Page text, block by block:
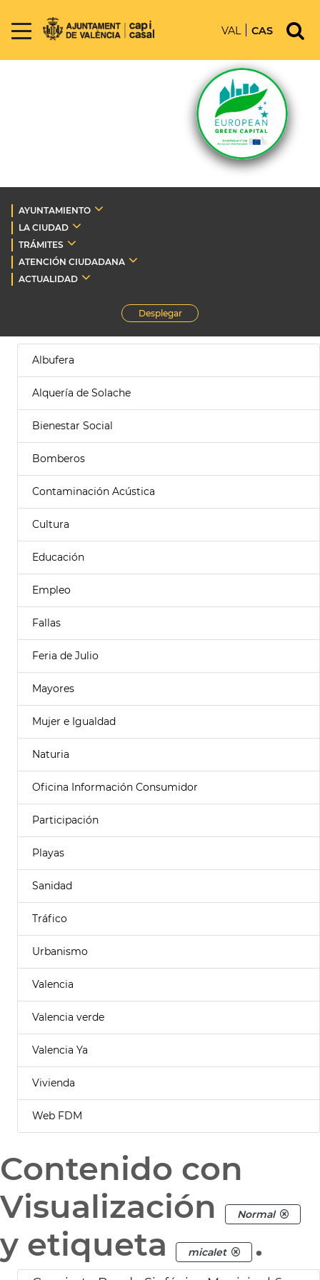
VAL CAS
AYUNTAMIENTO
LA CIUDAD
TRÁMITES
ATENCIÓN CIUDADANA
ACTUALIDAD
Desplegar
Albufera
Alquería de Solache
Bienestar Social
Bomberos
Contaminación Acústica
Cultura
Educación
Empleo
Fallas
Feria de Julio
Mayores
Mujer e Igualdad
Naturia
Oficina Información Consumidor
Participación
Playas
Sanidad
Tráfico
Urbanismo
Valencia
Valencia verde
Valencia Ya
Vivienda
Web FDM
Contenido con
Visualización
Normal
y etiqueta micalet .